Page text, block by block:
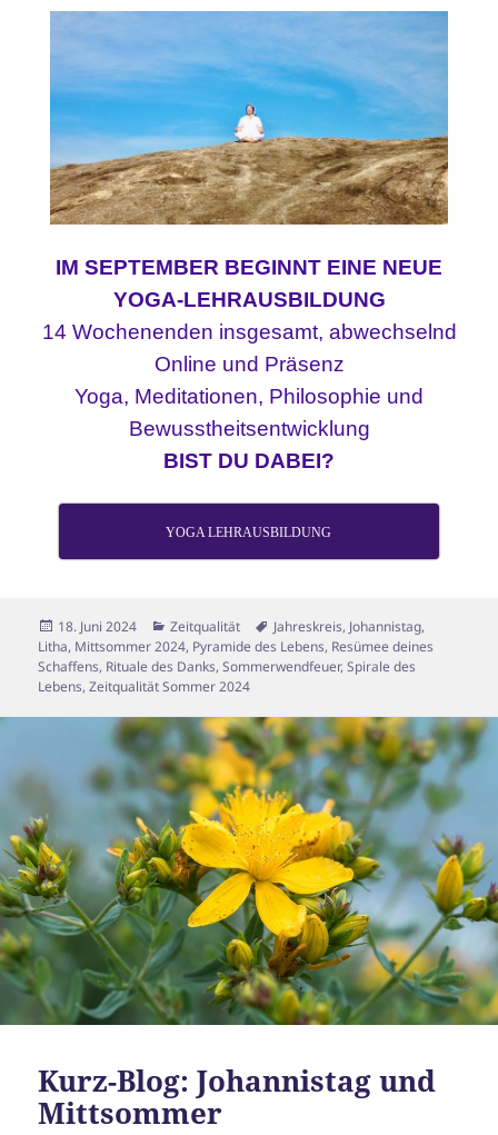
IM SEPTEMBER BEGINNT EINE NEUE
YOGA-LEHRAUSBILDUNG
14 Wochenenden insgesamt, abwechselnd
Online und Präsenz
Yoga, Meditationen, Philosophie und
Bewusstheitsentwicklung
BIST DU DABEI?
YOGA LEHRAUSBILDUNG
Veröffentlicht
am
18. Juni 2024 Kategorien
Zeitqualität Schlagwörter
Jahreskreis, Johannistag,
Litha, Mittsommer 2024, Pyramide des Lebens, Resümee deines
Schaffens, Rituale des Danks,Sommerwendfeuer,Spirale des
Lebens,Zeitqualität Sommer 2024
Kurz-Blog: Johannistag und
Mittsommer